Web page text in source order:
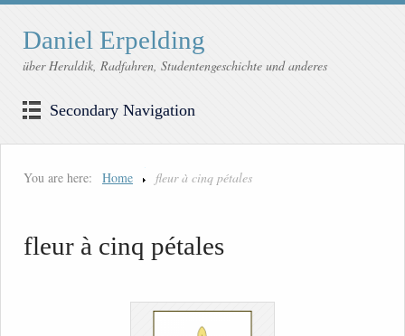
Daniel Erpelding
über Heraldik, Radfahren, Studentengeschichte und anderes
Secondary Navigation
You are here: Home fleur à cinq pétales
fleur à cinq pétales